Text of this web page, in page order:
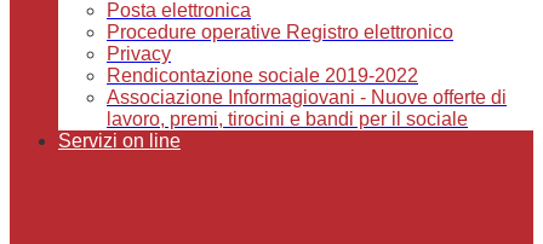
Posta elettronica
Procedure operative Registro elettronico
Privacy
Rendicontazione sociale 2019-2022
Associazione Informagiovani - Nuove offerte di
lavoro, premi, tirocini e bandi per il sociale
Servizi on line